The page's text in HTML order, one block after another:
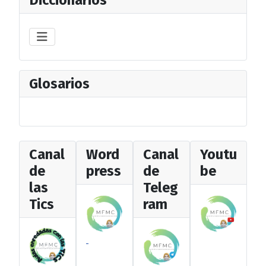
Glosarios
Canal
de
las
Tics
Word
press
Canal
de
Teleg
ram
Youtu
be